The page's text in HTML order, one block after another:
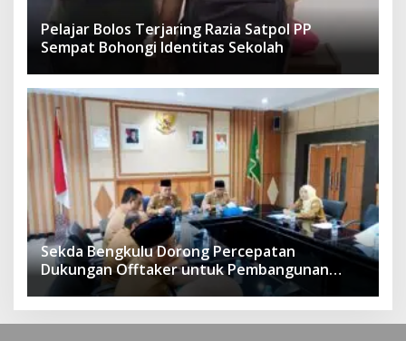
Pelajar Bolos Terjaring Razia Satpol PP
Sempat Bohongi Identitas Sekolah
Sekda Bengkulu Dorong Percepatan
Dukungan Offtaker untuk Pembangunan
TPST Regional